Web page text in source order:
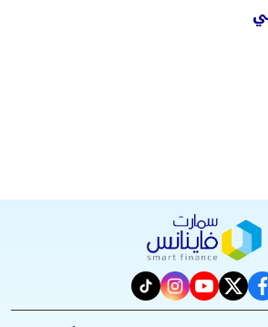
facebook
twitter
youtube
instagram
tiktok